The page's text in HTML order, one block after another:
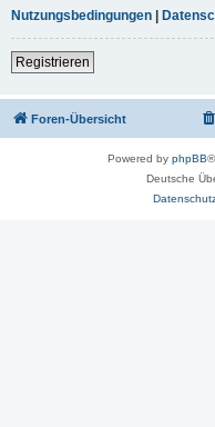
Nutzungsbedingungen |
Registrieren
Foren-Übersicht
Powered by phpBB
Deutsche